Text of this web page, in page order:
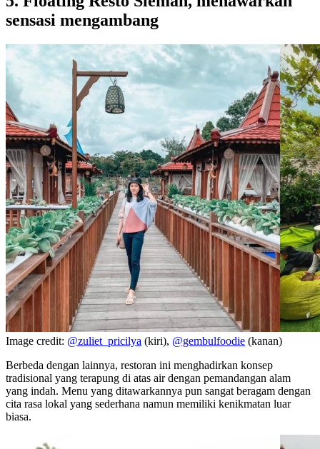
sensasi mengambang
Image credit: @zuliet_pricilya (kiri), @gembulfoodie (kanan)
Berbeda dengan lainnya, restoran ini menghadirkan konsep
tradisional yang terapung di atas air dengan pemandangan alam
yang indah. Menu yang ditawarkannya pun sangat beragam dengan
cita rasa lokal yang sederhana namun memiliki kenikmatan luar
biasa.